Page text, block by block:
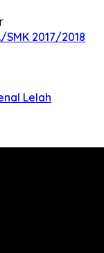
2017/2018
Lelah